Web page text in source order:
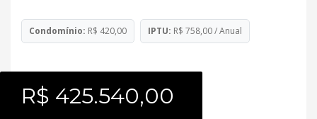
Condomínio: R$ 420,00 IPTU: R$ 758,00 / Anual
R$ 425.540,00